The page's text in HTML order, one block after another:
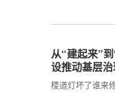
从“建起来”
设推动基层
楼道灯坏了谁来